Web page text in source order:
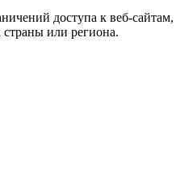
доступа к веб-сайтам,
или региона.